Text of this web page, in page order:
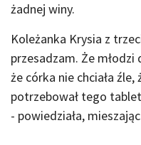
żadnej winy.
Koleżanka Krysia z
przesadzam. Że
że córka nie chciała
potrzebował tego
- powiedziała,